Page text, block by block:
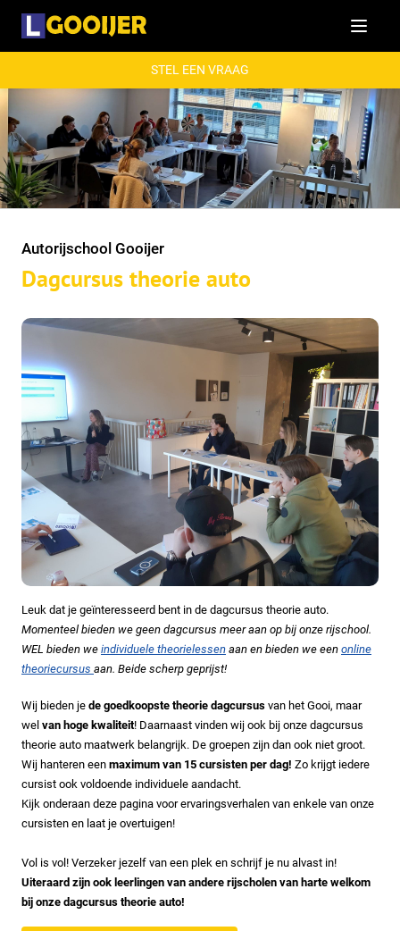
Menu
STEL EEN VRAAG
Autorijschool Gooijer
Dagcursus theorie auto
Leuk dat je geïnteresseerd bent in de dagcursus theorie auto.
Momenteel bieden we geen dagcursus meer aan op bij onze rijschool.
WEL bieden we individuele theorielessen aan en bieden we een online
theoriecursus aan. Beide scherp geprijst!
Wij bieden je de goedkoopste theorie dagcursus van het Gooi, maar
wel van hoge kwaliteit! Daarnaast vinden wij ook bij onze dagcursus
theorie auto maatwerk belangrijk. De groepen zijn dan ook niet groot.
Wij hanteren een maximum van 15 cursisten per dag! Zo krijgt iedere
cursist ook voldoende individuele aandacht.
Kijk onderaan deze pagina voor ervaringsverhalen van enkele van onze
cursisten en laat je overtuigen!
Vol is vol! Verzeker jezelf van een plek en schrijf je nu alvast in!
Uiteraard zijn ook leerlingen van andere rijscholen van harte welkom
bij onze dagcursus theorie auto!